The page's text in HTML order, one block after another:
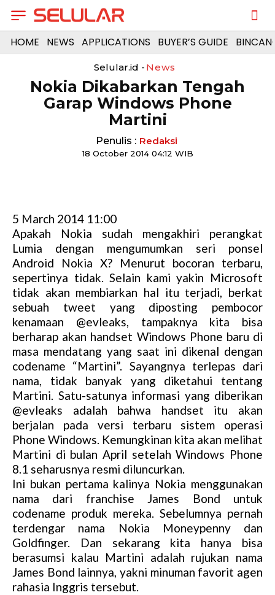
HOME NEWS APPLICATIONS BUYER’S GUIDE
Selular.id - News
Nokia Dikabarkan Tengah
Garap Windows Phone
Martini
Penulis : Redaksi
18 October 2014 04:12 WIB
5 March 2014 11:00
Apakah Nokia sudah mengakhiri perangkat
Lumia dengan mengumumkan seri ponsel
Android Nokia X? Menurut bocoran terbaru,
sepertinya tidak. Selain kami yakin Microsoft
tidak akan membiarkan hal itu terjadi, berkat
sebuah tweet yang diposting pembocor
kenamaan @evleaks, tampaknya kita bisa
berharap akan handset Windows Phone baru di
masa mendatang yang saat ini dikenal dengan
codename “Martini”. Sayangnya terlepas dari
nama, tidak banyak yang diketahui tentang
Martini. Satu-satunya informasi yang diberikan
@evleaks adalah bahwa handset itu akan
berjalan pada versi terbaru sistem operasi
Phone Windows. Kemungkinan kita akan melihat
Martini di bulan April setelah Windows Phone
8.1 seharusnya resmi diluncurkan.
Ini bukan pertama kalinya Nokia menggunakan
nama dari franchise James Bond untuk
codename produk mereka. Sebelumnya pernah
terdengar nama Nokia Moneypenny dan
Goldfinger. Dan sekarang kita hanya bisa
berasumsi kalau Martini adalah rujukan nama
James Bond lainnya, yakni minuman favorit agen
rahasia Inggris tersebut.